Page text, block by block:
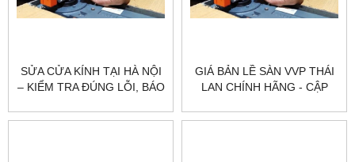
SỬA CỬA KÍNH TẠI HÀ NỘI
– KIỂM TRA ĐÚNG LỖI, BÁO
GIÁ BẢN LỀ SÀN VVP THÁI
LAN CHÍNH HÃNG - CẬP